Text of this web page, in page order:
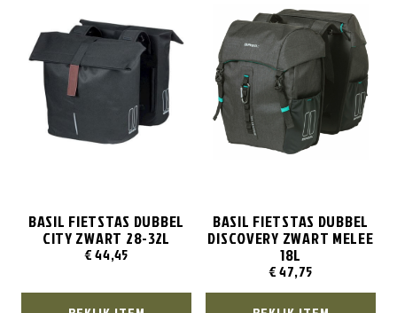
BASIL FIETSTAS DUBBEL
CITY ZWART 28-32L
€44,45
BASIL FIETSTAS DUBBEL
DISCOVERY ZWART MELEE
18L
€47,75